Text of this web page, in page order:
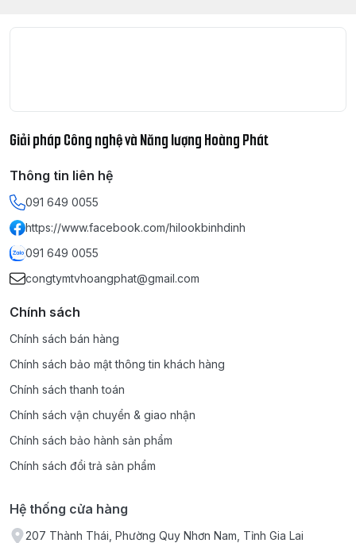
Giải pháp Công nghệ và Năng lượng Hoàng Phát
Thông tin liên hệ
091 649 0055
https://www.facebook.com/hilookbinhdinh
091 649 0055
congtymtvhoangphat@gmail.com
Chính sách
Chính sách bán hàng
Chính sách bảo mật thông tin khách hàng
Chính sách thanh toán
Chính sách vận chuyển & giao nhận
Chính sách bảo hành sản phẩm
Chính sách đổi trả sản phẩm
Hệ thống cửa hàng
207 Thành Thái, Phường Quy Nhơn Nam, Tỉnh Gia Lai